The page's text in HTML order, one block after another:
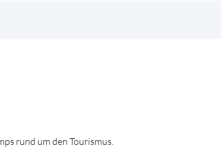
rund um den Tourismus.